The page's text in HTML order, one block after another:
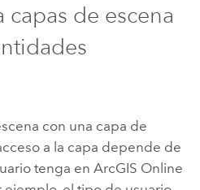
de escena
con una capa de
a la capa depende de
tenga en ArcGIS Online